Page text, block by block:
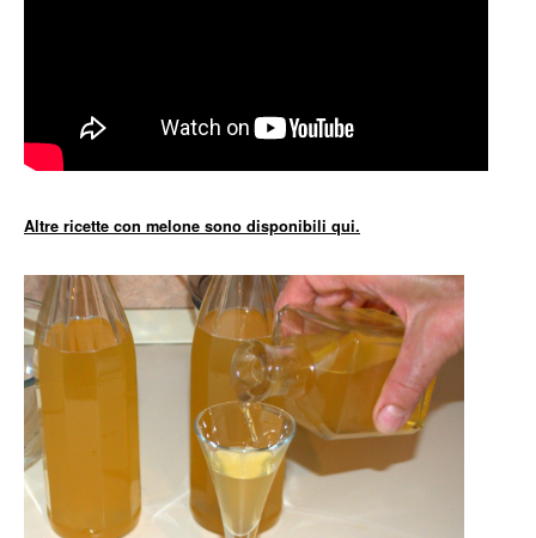
Altre ricette con melone sono disponibili qui.